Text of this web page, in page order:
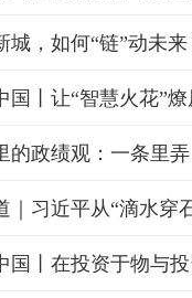
城，如何“链”动未来
国丨让“智慧火花”
的政绩观：一条里
｜习近平从“滴水穿
国丨在投资于物与